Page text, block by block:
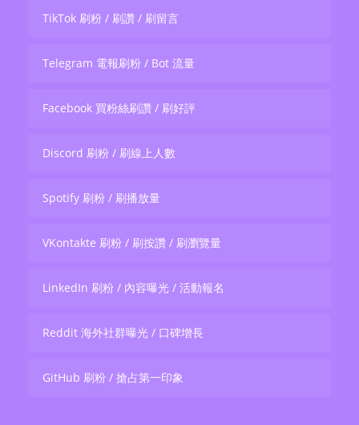
TikTok 刷粉 / 刷讚 / 刷留言
Telegram 電報刷粉 / Bot 流量
Facebook 買粉絲刷讚 / 刷好評
Discord 刷粉 / 刷線上人數
Spotify 刷粉 / 刷播放量
VKontakte 刷粉 / 刷按讚 / 刷瀏覽量
LinkedIn 刷粉 / 內容曝光 / 活動報名
Reddit 海外社群曝光 / 口碑增長
GitHub 刷粉 / 搶占第一印象